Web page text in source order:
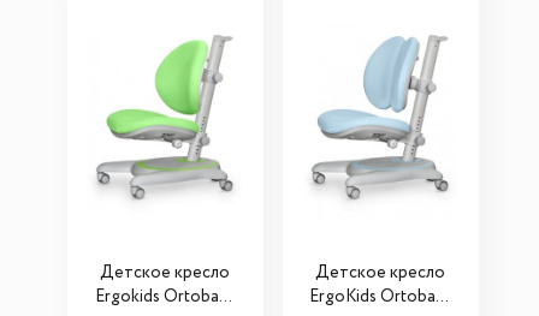
Детское кресло
Ergokids Ortoback
Детское кресло
ErgoKids Ortoback